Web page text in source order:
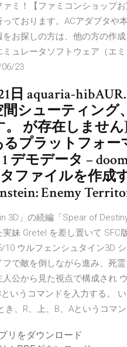
ァミ！【ファミコンショップ
ております。ACアダプタや
お探しの方は、他の方の作
ュレータソフトウェア（エ
23
日 aquaria-
間シューティン
が存在しませ
るプラットフォ
デモデータ –
ファイルを作成
Enemy
3D」の続編「Spear of
妹 Gretel を差し置いて SFC
10 ウルフェンシュタイン3D
フで敵を倒しながら進み、死
公から見た視点で構成され
というコマンドを入力する。
き、R、上、B、Aというコマ
リをダウンロード